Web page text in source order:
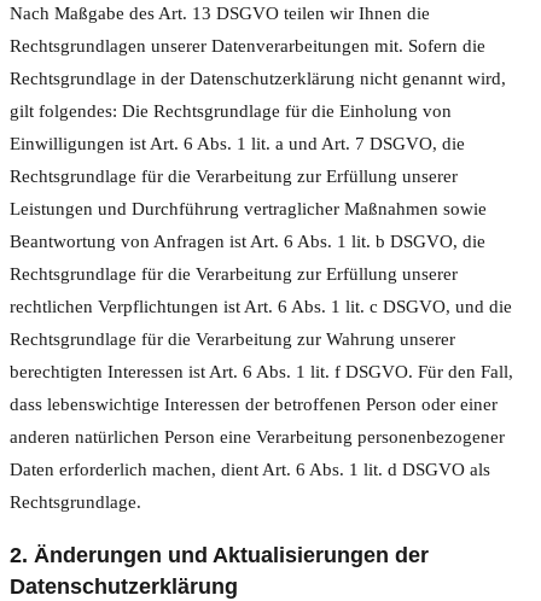
Nach Maßgabe des Art. 13 DSGVO teilen wir Ihnen die
Rechtsgrundlagen unserer Datenverarbeitungen mit. Sofern die
Rechtsgrundlage in der Datenschutzerklärung nicht genannt wird,
gilt folgendes: Die Rechtsgrundlage für die Einholung von
Einwilligungen ist Art. 6 Abs. 1 lit. a und Art. 7 DSGVO, die
Rechtsgrundlage für die Verarbeitung zur Erfüllung unserer
Leistungen und Durchführung vertraglicher Maßnahmen sowie
Beantwortung von Anfragen ist Art. 6 Abs. 1 lit. b DSGVO, die
Rechtsgrundlage für die Verarbeitung zur Erfüllung unserer
rechtlichen Verpflichtungen ist Art. 6 Abs. 1 lit. c DSGVO, und die
Rechtsgrundlage für die Verarbeitung zur Wahrung unserer
berechtigten Interessen ist Art. 6 Abs. 1 lit. f DSGVO. Für den Fall,
dass lebenswichtige Interessen der betroffenen Person oder einer
anderen natürlichen Person eine Verarbeitung personenbezogener
Daten erforderlich machen, dient Art. 6 Abs. 1 lit. d DSGVO als
Rechtsgrundlage.
2. Änderungen und Aktualisierungen der
Datenschutzerklärung